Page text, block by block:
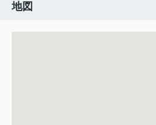
地図